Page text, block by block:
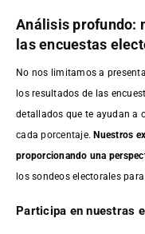
Análisis profundo:
las encuestas
No nos limitamos a
los resultados de las
detallados que te ayudan a
cada porcentaje.Nuestros
proporcionando una
los sondeos electorales
Participa en nuestras